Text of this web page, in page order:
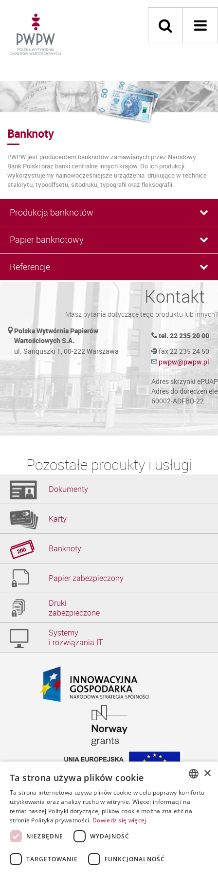
Banknoty
PWPW jest producentem banknotów zamawianych przez Narodowy
Bank Polski oraz banki centralne innych krajów. Do ich produkcji
wykorzystujemy najnowocześniejsze urządzenia drukujące w technice
stalorytu, typooffsetu, sitodruku, typografii oraz fleksografii.
Produkcja banknotów
Papier banknotowy
Referencje
Kontakt
Masz pytania dotyczące tego produktu lub
Polska Wytwórnia Papierów
Wartościowych S.A.
tel. 22 235 20 00
ul. Sanguszki 1, 00-222 Warszawa
fax 22 235 24 50
pwpw@pwpw.pl
Adres skrzynki
Adres do doręczeń
60002-ADFBD-22
Pozostałe produkty i usługi
Dokumenty
Karty
Banknoty
Papier zabezpieczony
Druki
zabezpieczone
Systemy
i rozwiązania IT
ENGLISH
×
Ta strona używa plików cookie
Ta strona internetowa używa plików cookie w celu poprawy komfortu
użytkowania oraz analizy ruchu w witrynie. Więcej informacji na
temat naszej Polityki dotyczącej plików cookie można znaleźć na
stronie Polityka prywatności. Dowiedz się więcej
NIEZBĘDNE
WYDAJNOŚĆ
TARGETOWANIE FUNKCJONALNOŚĆ